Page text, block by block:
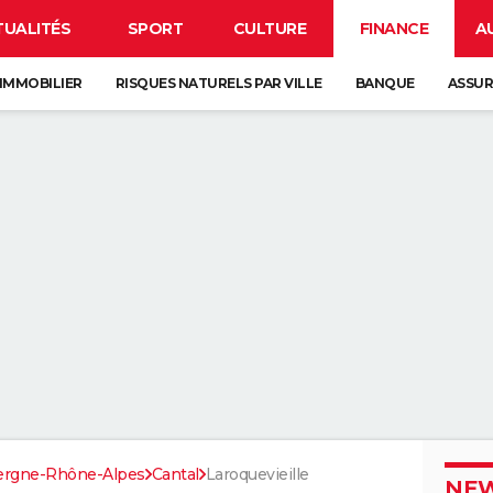
SPORT CULTURE FINANCE
RISQUES NATURELS PAR VILLE BANQUE
Rhône-Alpes Cantal Laroquevieille